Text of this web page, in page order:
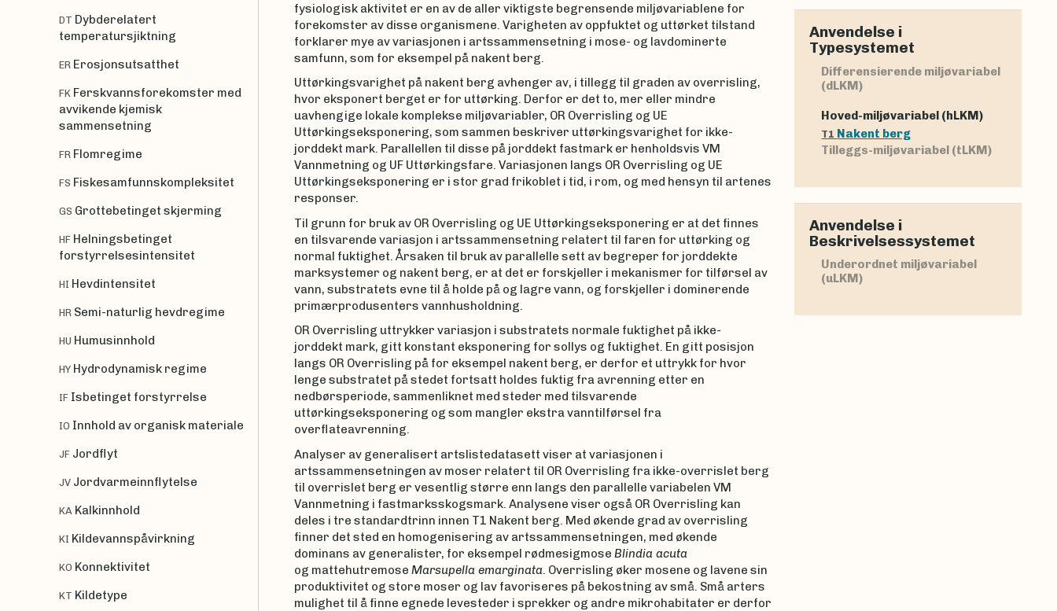
fysiologisk aktivitet er en av de aller viktigste begrensende miljøvariablene for
forekomster av disse organismene. Varigheten av oppfuktet og uttørket tilstand
forklarer mye av variasjonen i artssammensetning i mose- og lavdominerte
samfunn, som for eksempel på nakent berg.
Uttørkingsvarighet på nakent berg avhenger av, i tillegg til graden av overrisling,
hvor eksponert berget er for uttørking. Derfor er det to, mer eller mindre
uavhengige lokale komplekse miljøvariabler, OR Overrisling og UE
Uttørkingseksponering, som sammen beskriver uttørkingsvarighet for ikke-
jorddekt mark. Parallellen til disse på jorddekt fastmark er henholdsvis VM
Vannmetning og UF Uttørkingsfare. Variasjonen langs OR Overrisling og UE
Uttørkingseksponering er i stor grad frikoblet i tid, i rom, og med hensyn til artenes
responser.
Til grunn for bruk av OR Overrisling og UE Uttørkingseksponering er at det finnes
en tilsvarende variasjon i artssammensetning relatert til faren for uttørking og
normal fuktighet. Årsaken til bruk av parallelle sett av begreper for jorddekte
marksystemer og nakent berg, er at det er forskjeller i mekanismer for tilførsel av
vann, substratets evne til å holde på og lagre vann, og forskjeller i dominerende
primærprodusenters vannhusholdning.
OR Overrisling uttrykker variasjon i substratets normale fuktighet på ikke-
jorddekt mark, gitt konstant eksponering for sollys og fuktighet. En gitt posisjon
langs OR Overrisling på for eksempel nakent berg, er derfor et uttrykk for hvor
lenge substratet på stedet fortsatt holdes fuktig fra avrenning etter en
nedbørsperiode, sammenliknet med steder med tilsvarende
uttørkingseksponering og som mangler ekstra vanntilførsel fra
overflateavrenning.
Analyser av generalisert artslistedatasett viser at variasjonen i
artssammensetningen av moser relatert til OR Overrisling fra ikke-overrislet berg
til overrislet berg er vesentlig større enn langs den parallelle variabelen VM
Vannmetning i fastmarksskogsmark. Analysene viser også OR Overrisling kan
deles i tre standardtrinn innen T1 Nakent berg. Med økende grad av overrisling
finner det sted en homogenisering av artssammensetningen, med økende
dominans av generalister, for eksempel rødmesigmose Blindia acuta
og mattehutremose Marsupella emarginata . Overrisling øker mosene og lavene sin
produktivitet og store moser og lav favoriseres på bekostning av små. Små arters
mulighet til å finne egnede levesteder i sprekker og andre mikrohabitater er derfor
Anvendelse i
Typesystemet
Differensierende miljøvariabel
(dLKM)
Hoved-miljøvariabel (hLKM)
T1 Nakent berg
Tilleggs-miljøvariabel (tLKM)
Anvendelse i
Beskrivelsessystemet
Underordnet miljøvariabel
(uLKM)
DT Dybderelatert
temperatursjiktning
ER Erosjonsutsatthet
FK Ferskvannsforekomster med
avvikende kjemisk
sammensetning
FR Flomregime
FS Fiskesamfunnskompleksitet
GS Grottebetinget skjerming
HF Helningsbetinget
forstyrrelsesintensitet
HI Hevdintensitet
HR Semi-naturlig hevdregime
HU Humusinnhold
HY Hydrodynamisk regime
IF Isbetinget forstyrrelse
IO Innhold av organisk materiale
JF Jordflyt
JV Jordvarmeinnflytelse
KA Kalkinnhold
KI Kildevannspåvirkning
KO Konnektivitet
KT Kildetype